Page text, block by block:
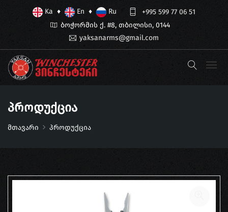
Ka ♦ En ♦ Ru
+995 599 77 06 51
ბოჭორმის ქ. #8, თბილისი, 0144
yaksanarms@gmail.com
Პროდუქცია
მთავარი პროდუქცია